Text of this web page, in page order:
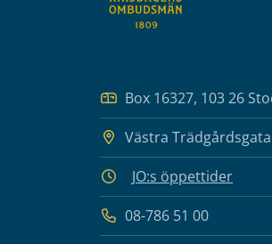
Box 16327, 103 26
Västra
JO:s öppettider
08-786 51 00